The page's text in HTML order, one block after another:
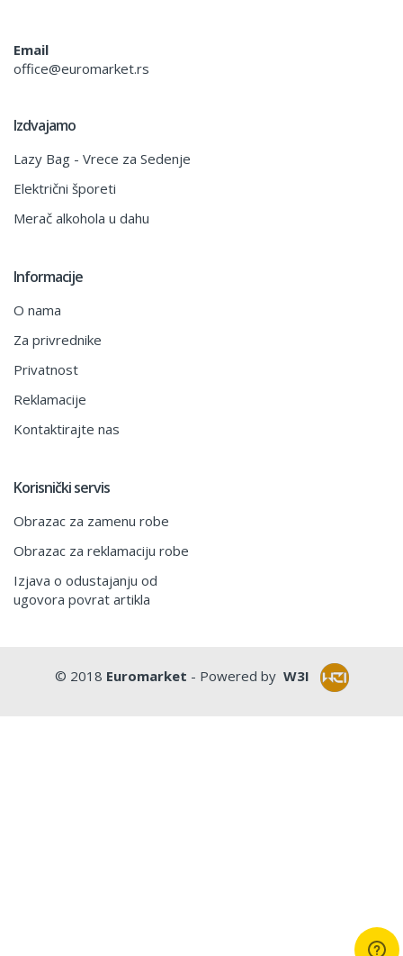
Email
office@euromarket.rs
Izdvajamo
Lazy Bag - Vrece za Sedenje
Električni šporeti
Merač alkohola u dahu
Informacije
O nama
Za privrednike
Privatnost
Reklamacije
Kontaktirajte nas
Korisnički servis
Obrazac za zamenu robe
Obrazac za reklamaciju robe
Izjava o odustajanju od
ugovora povrat artikla
© 2018 Euromarket - Powered by W3I